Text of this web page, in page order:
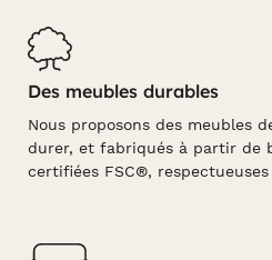
Des meubles durables
Nous proposons des meubles
durer, et fabriqués à partir de
certifiées FSC®, respectueuses